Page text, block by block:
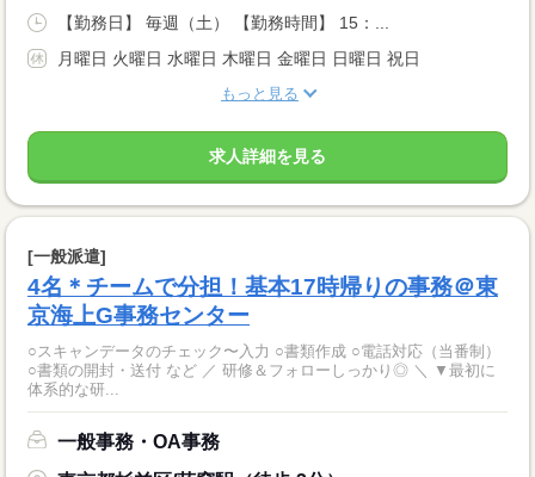
【勤務日】 毎週（土） 【勤務時間】 15：...
月曜日 火曜日 水曜日 木曜日 金曜日 日曜日 祝日
もっと見る
求人詳細を見る
[一般派遣]
4名＊チームで分担！基本17時帰りの事務＠東
京海上G事務センター
○スキャンデータのチェック〜入力 ○書類作成 ○電話対応（当番制）
○書類の開封・送付 など ／ 研修＆フォローしっかり◎ ＼ ▼最初に
体系的な研...
一般事務・OA事務